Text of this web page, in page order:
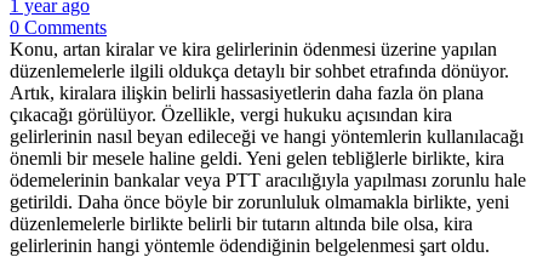
1 year ago
0 Comments
Konu, artan kiralar ve kira gelirlerinin ödenmesi üzerine yapılan
düzenlemelerle ilgili oldukça detaylı bir sohbet etrafında dönüyor.
Artık, kiralara ilişkin belirli hassasiyetlerin daha fazla ön plana
çıkacağı görülüyor. Özellikle, vergi hukuku açısından kira
gelirlerinin nasıl beyan edileceği ve hangi yöntemlerin kullanılacağı
önemli bir mesele haline geldi. Yeni gelen tebliğlerle birlikte, kira
ödemelerinin bankalar veya PTT aracılığıyla yapılması zorunlu hale
getirildi. Daha önce böyle bir zorunluluk olmamakla birlikte, yeni
düzenlemelerle birlikte belirli bir tutarın altında bile olsa, kira
gelirlerinin hangi yöntemle ödendiğinin belgelenmesi şart oldu.